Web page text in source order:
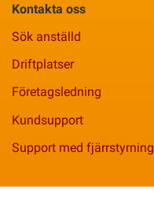
Kontakta oss
Sök anställd
Driftplatser
Företagsledning
Kundsupport
Support med fjärrstyrning